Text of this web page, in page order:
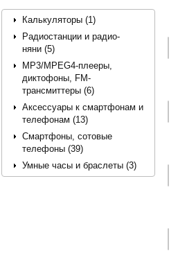
Калькуляторы (1)
Радиостанции и радио-
няни (5)
MP3/MPEG4-плееры,
диктофоны, FM-
трансмиттеры (6)
Аксессуары к смартфонам и
телефонам (13)
Смартфоны, сотовые
телефоны (39)
Умные часы и браслеты (3)